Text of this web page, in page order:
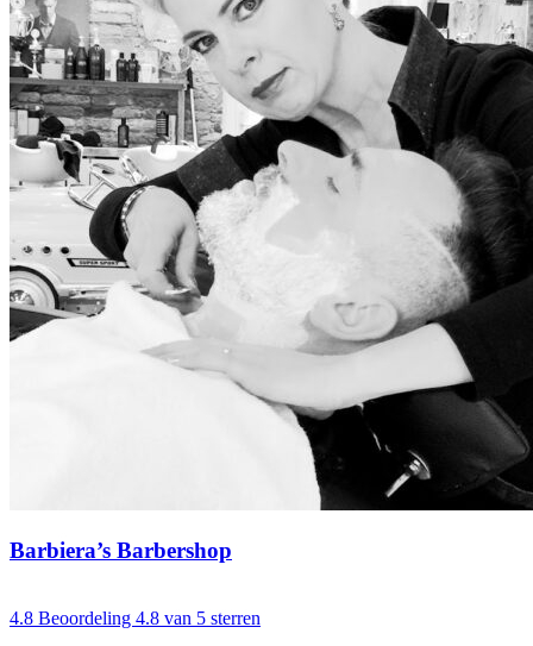
Barbiera’s Barbershop
4.8 Beoordeling 4.8 van 5 sterren